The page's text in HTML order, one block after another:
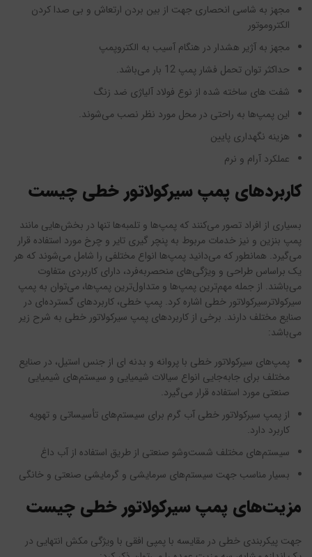
مجهز به شاسی انحصاری جهت از بین بردن ارتعاش و بی صدا کردن
الکتروموتور
مجهز به آژیر هشدار در هنگام آسیب به الکتروپمپ
حداکثر توان تحمل فشار پمپ 12 بار می‌باشد.
شفت های ساخته شده از نوع فولاد آلیاژی ضد زنگ
این پمپ‌ها به راحتی در محل مورد نظر نصب می‌شوند.
هزینه نگهداری پایین
عملکرد آرام و نرم
کاربردهای پمپ سیرکولاتور خطی چیست
بسیاری از افراد تصور می‌کنند که پمپ‌ها و تلمبه‌ها تنها در بخش‌هایی مانند
پمپ بنزین و نیز خدمات مربوط به پنچر گیری تایر و چرخ مورد استفاده قرار
می‌گیرد. همانطور که می‌دانید پمپ‌ها انواع مختلفی را شامل می‌شوند که هر
یک براساس طراحی و ویژگی‌های منحصربه‌فرد، دارای کاربردی متفاوت
می‌باشند. از جمله مهم‌ترین پمپ‌ها و متداول‌ترین پمپ‌ها، می‌توان به پمپ
سیرکولاترسیرکولاتور خطی اشاره کرد. پمپ خطی، کاربرد‌های گسترده‌ای در
صنایع مختلف دارند. برخی از کاربردهای پمپ سیرکولاتور خطی به شرح زیر
می‌باشد:
پمپ‌های سیرکولاتور خطی با پروانه و بدنه ای از جنس استیل، در صنایع
مختلف برای جابه‌جایی انواع سیالات شیمیایی و سیستم‌های شیمیایی
صنعتی مورد استفاده قرار می‌گیرد.
از پمپ سیرکولاتور خطی آب گرم برای سیستم‌های تأسیساتی و تهویه
کاربرد دارد.
سیستم‌های مختلف شست‌وشو صنعتی از طریق استفاده از آب داغ
بسیار مناسب جهت سیستم‌های سرمایشی و گرمایشی صنعتی و خانگی
مزیت‌های پمپ سیرکولاتور خطی چیست
جهت پیکربندی‌ خطی در مقایسه با پمپی افقی با ویژگی مکش انتهایی در